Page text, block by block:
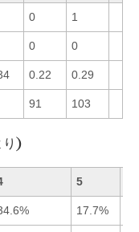
0 1
0 0
0.22 0.29
91 103
り)
5
17.7%